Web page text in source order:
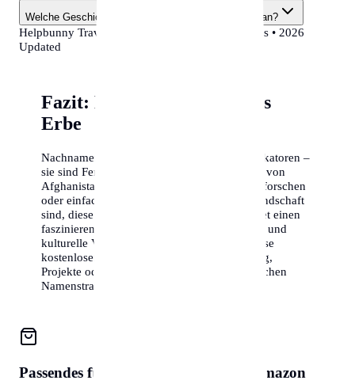
Welche Geschichte haben Nachnamen in Afghanistan?
Helpbunny Travel Guide • surnames • 2026
Updated
Fazit: Namen als kulturelles
Erbe
Nachnamen sind weit mehr als bloße Identifikatoren –
sie sind Fenster in die Geschichte und Kultur von
Afghanistan. Ob Sie Ihre eigenen Wurzeln erforschen
oder einfach nur neugierig auf die Namenslandschaft
sind, diese Liste der Top 50 Nachnamen bietet einen
faszinierenden Einblick in die demografische und
kulturelle Vielfalt des Landes. Nutzen Sie diese
kostenlosen Informationen für Ihre Forschung,
Projekte oder einfach aus Interesse an der reichen
Namenstradition.
Passendes für auf Amazon